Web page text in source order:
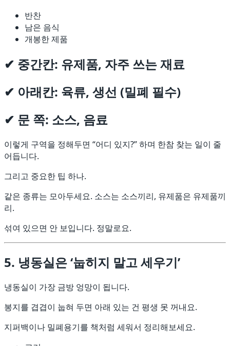
반찬
남은 음식
개봉한 제품
✔ 중간칸: 유제품, 자주 쓰는 재료
✔ 아래칸: 육류, 생선 (밀폐 필수)
✔ 문 쪽: 소스, 음료
이렇게 구역을 정해두면 “어디 있지?” 하며 한참 찾는 일이 줄
어듭니다.
그리고 중요한 팁 하나.
같은 종류는 모아두세요. 소스는 소스끼리, 유제품은 유제품끼
리.
섞여 있으면 안 보입니다. 정말로요.
5. 냉동실은 ‘눕히지 말고 세우기’
냉동실이 가장 금방 엉망이 됩니다.
봉지를 겹겹이 눕혀 두면 아래 있는 건 평생 못 꺼내요.
지퍼백이나 밀폐용기를 책처럼 세워서 정리해보세요.